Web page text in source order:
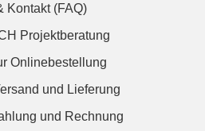
Kontakt (FAQ)
Projektberatung
Onlinebestellung
und Lieferung
und Rechnung